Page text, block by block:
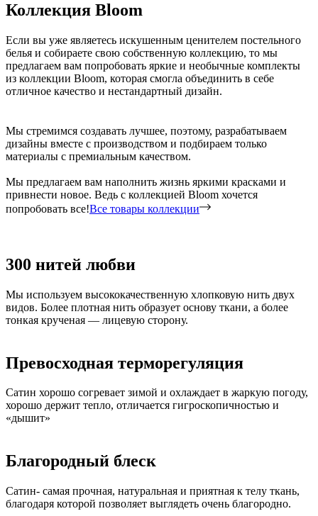
Коллекция Bloom
Если вы уже являетесь искушенным ценителем постельного
белья и собираете свою собственную коллекцию, то мы
предлагаем вам попробовать яркие и необычные комплекты
из коллекции Bloom, которая смогла объединить в себе
отличное качество и нестандартный дизайн.
Мы стремимся создавать лучшее, поэтому, разрабатываем
дизайны вместе с производством и подбираем только
материалы с премиальным качеством.
Мы предлагаем вам наполнить жизнь яркими красками и
привнести новое. Ведь с коллекцией Bloom хочется
попробовать все!Все товары коллекции
300 нитей любви
Мы используем высококачественную хлопковую нить двух
видов. Более плотная нить образует основу ткани, а более
тонкая крученая — лицевую сторону.
Превосходная терморегуляция
Сатин хорошо согревает зимой и охлаждает в жаркую погоду,
хорошо держит тепло, отличается гигроскопичностью и
«дышит»
Благородный блеск
Сатин- самая прочная, натуральная и приятная к телу ткань,
благодаря которой позволяет выглядеть очень благородно.